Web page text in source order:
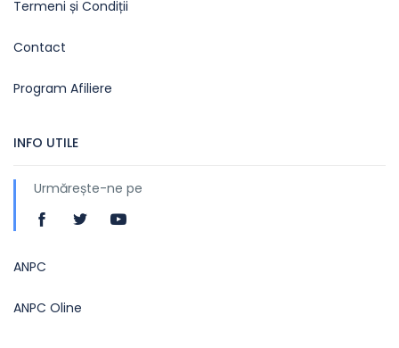
Termeni și Condiții
Contact
Program Afiliere
INFO UTILE
Urmărește-ne pe
ANPC
ANPC Oline